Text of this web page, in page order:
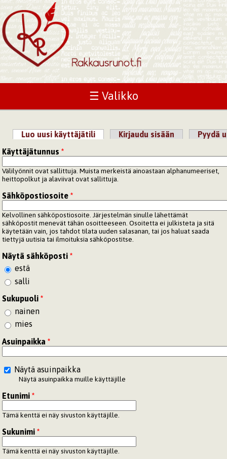
☰ Valikko
Ensisijaiset välilehdet
Luo uusi käyttäjätili (aktiivinen välilehti)
Kirjaudu sisään
Pyydä
Käyttäjätunnus*
Välilyönnit ovat sallittuja. Muista merkeistä ainoastaan alphanumeeriset,
heittopolkut ja alaviivat ovat sallittuja.
Sähköpostiosoite*
Kelvollinen sähköpostiosoite. Järjestelmän sinulle lähettämät
sähköpostit menevät tähän osoitteeseen. Osoitetta ei julkisteta ja sitä
käytetään vain, jos tahdot tilata uuden salasanan, tai jos haluat saada
tiettyjä uutisia tai ilmoituksia sähköpostitse.
Näytä sähköposti*
estä
salli
Sukupuoli*
nainen
mies
Asuinpaikka*
Näytä asuinpaikka
Näytä asuinpaikka muille käyttäjille
Etunimi*
Tämä kenttä ei näy sivuston käyttäjille.
Sukunimi*
Tämä kenttä ei näy sivuston käyttäjille.